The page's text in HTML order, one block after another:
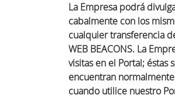
La Empresa podrá
cabalmente con los
cualquier transferencia
WEB BEACONS. La
visitas en el Portal;
encuentran
cuando utilice nuestro